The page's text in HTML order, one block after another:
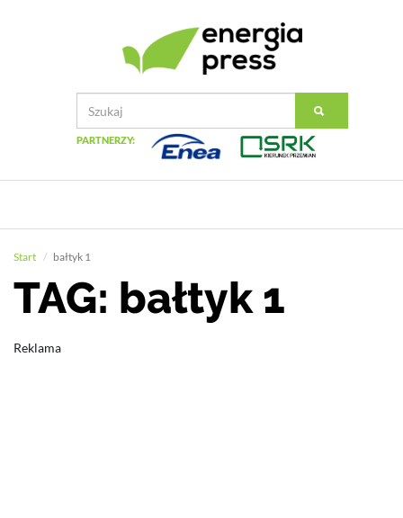
PARTNERZY:
Start bałtyk 1
TAG: bałtyk 1
Reklama